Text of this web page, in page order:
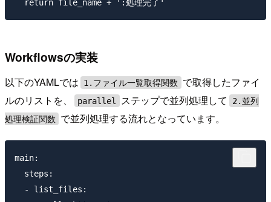
Workflowsの実装
以下のYAMLでは 1.ファイル一覧取得関数
で取得したファイ
ルのリストを、
parallel ステップで並列処理して
2.並列
処理検証関数
で並列処理する流れとなっています。
main:
  steps:
  - list_files: